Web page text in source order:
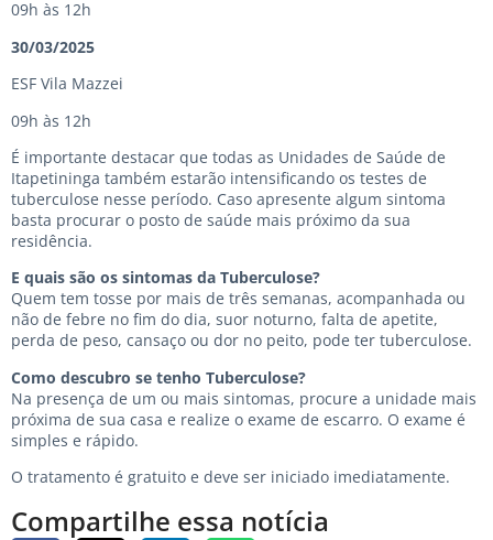
09h às 12h
30/03/2025
ESF Vila Mazzei
09h às 12h
É importante destacar que todas as Unidades de Saúde de
Itapetininga também estarão intensificando os testes de
tuberculose nesse período. Caso apresente algum sintoma
basta procurar o posto de saúde mais próximo da sua
residência.
E quais são os sintomas da Tuberculose?
Quem tem tosse por mais de três semanas, acompanhada ou
não de febre no fim do dia, suor noturno, falta de apetite,
perda de peso, cansaço ou dor no peito, pode ter tuberculose.
Como descubro se tenho Tuberculose?
Na presença de um ou mais sintomas, procure a unidade mais
próxima de sua casa e realize o exame de escarro. O exame é
simples e rápido.
O tratamento é gratuito e deve ser iniciado imediatamente.
Compartilhe essa notícia